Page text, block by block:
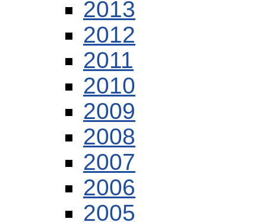
2013
2012
2011
2010
2009
2008
2007
2006
2005